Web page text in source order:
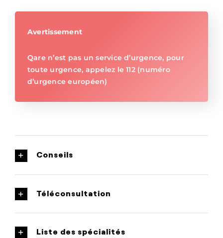
Avertissement
Qare n’est pas un service d’urgence, pour
toute urgence, appelez le 112 (numéro
d’urgence européen)
Conseils
Téléconsultation
Liste des spécialités